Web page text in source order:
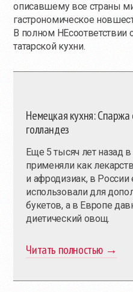
описавшему все страны
гастрономическое
В полном НЕсоответствии
татарской кухни.
Немецкая кухня: Спаржа
голландез
Еще 5 тысяч лет назад
применяли как
и афродизиак, в
использовали для
букетов, а в Европе
диетический овощ.
Читать полностью →